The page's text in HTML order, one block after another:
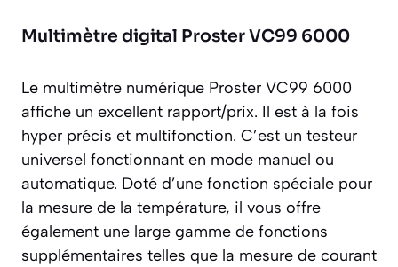
Multimètre digital Proster VC99 6000
Le multimètre numérique Proster VC99 6000
affiche un excellent rapport/prix. Il est à la fois
hyper précis et multifonction. C’est un testeur
universel fonctionnant en mode manuel ou
automatique. Doté d’une fonction spéciale pour
la mesure de la température, il vous offre
également une large gamme de fonctions
supplémentaires telles que la mesure de courant